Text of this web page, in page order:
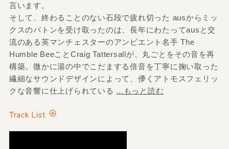
言います。
そして、終わることのない石段で疲れ切った ausからミッ
クスのバトンを受け取ったのは、長年にわたってausと交
流のある英マンチェスターのアンビエント名手 The
Humble BeeことCraig Tattersallが、丸ごとをその音を再
構築。微かに湯の中でこだまする倍音を丁寧に掬い取った
繊細なサウンドデザインによって、儚くアトモスフェリッ
クな音響に仕上げられている ...もっと読む
Track List